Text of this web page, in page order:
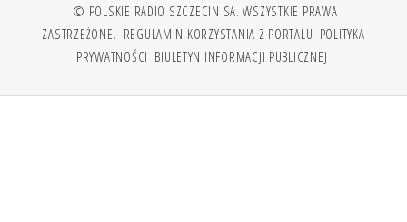
© POLSKIE RADIO SZCZECIN SA. WSZYSTKIE PRAWA
ZASTRZEŻONE. REGULAMIN KORZYSTANIA Z PORTALU POLITYKA
PRYWATNOŚCI BIULETYN INFORMACJI PUBLICZNEJ